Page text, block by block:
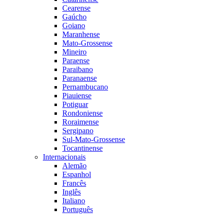
Cearense
Gaúcho
Goiano
Maranhense
Mato-Grossense
Mineiro
Paraense
Paraibano
Paranaense
Pernambucano
Piauiense
Potiguar
Rondoniense
Roraimense
Sergipano
Sul-Mato-Grossense
Tocantinense
Internacionais
Alemão
Espanhol
Francês
Inglês
Italiano
Português